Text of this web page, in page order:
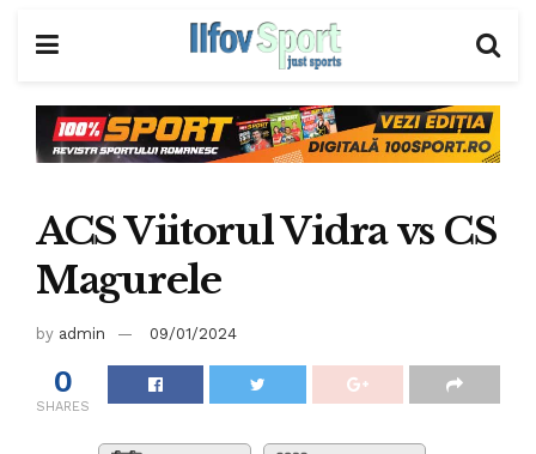
ACS Viitorul Vidra vs CS
Magurele
by admin 09/01/2024
0
SHARES